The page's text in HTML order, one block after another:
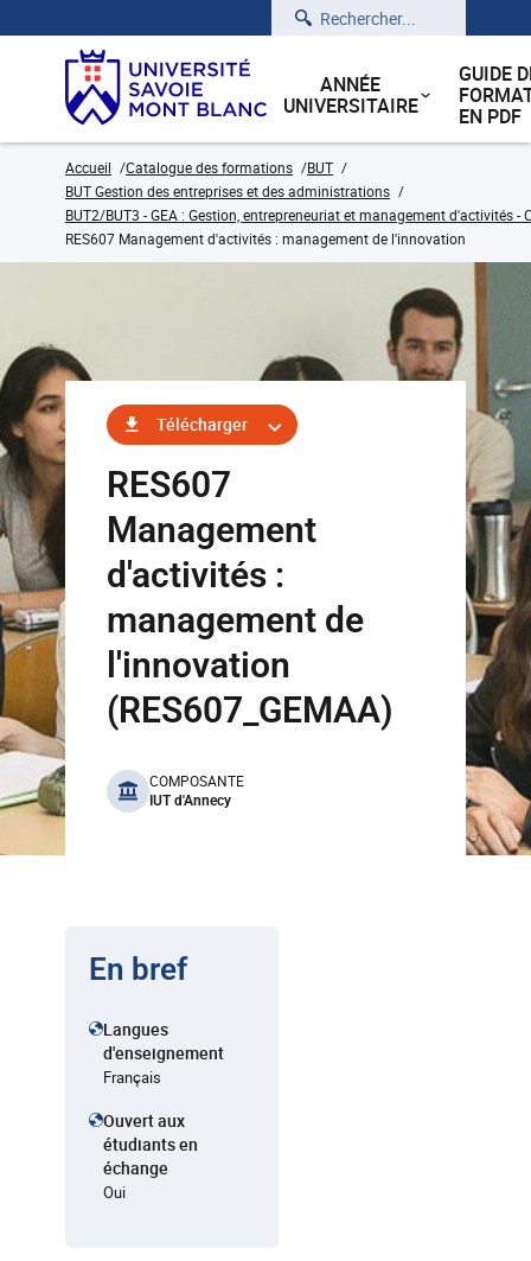
Rechercher
ANNÉE
UNIVERSITAIRE
GUIDE
EN PDF
Accueil Catalogue des formations
BUT
BUT Gestion des entreprises et des administrations
BUT2/BUT3 - GEA : Gestion, entrepreneuriat et management d'activités -
RES607 Management d'activités : management de l'innovation
Télécharger
RES607
Management
d'activités :
management de
l'innovation
(RES607_GEMAA)
benefits
COMPOSANTE
IUT d'Annecy
En bref
Langues
d'enseignement
Français
Ouvert aux
étudiants en
échange
Oui